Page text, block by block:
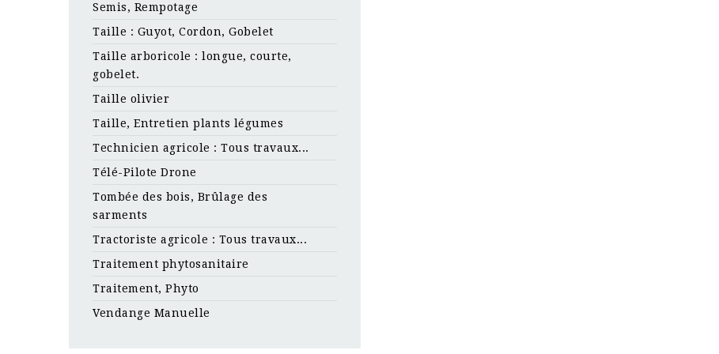
Semis, Rempotage
Taille : Guyot, Cordon, Gobelet
Taille arboricole : longue, courte,
gobelet.
Taille olivier
Taille, Entretien plants légumes
Technicien agricole : Tous travaux...
Télé-Pilote Drone
Tombée des bois, Brûlage des
sarments
Tractoriste agricole : Tous travaux...
Traitement phytosanitaire
Traitement, Phyto
Vendange Manuelle